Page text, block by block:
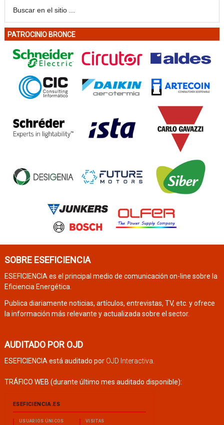
PATROCINIO BRONCE
SOBRE ESEFICIENCIA
ESEFICIENCIA es el principal medio de comunicación on-line sobre la
Eficiencia Energética.
Publica diariamente noticias, artículos, entrevistas, TV, etc. y ofrece
la información más relevante y actualizada sobre el sector.
AUDITADO POR OJD
ESEFICIENCIA está auditado por OJD Interactiva
TRÁFICO WEB (durante último mes auditado disponible):